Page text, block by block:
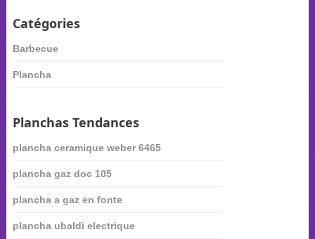
Catégories
Barbecue
Plancha
Planchas Tendances
plancha ceramique weber 6465
plancha gaz doc 105
plancha a gaz en fonte
plancha ubaldi electrique